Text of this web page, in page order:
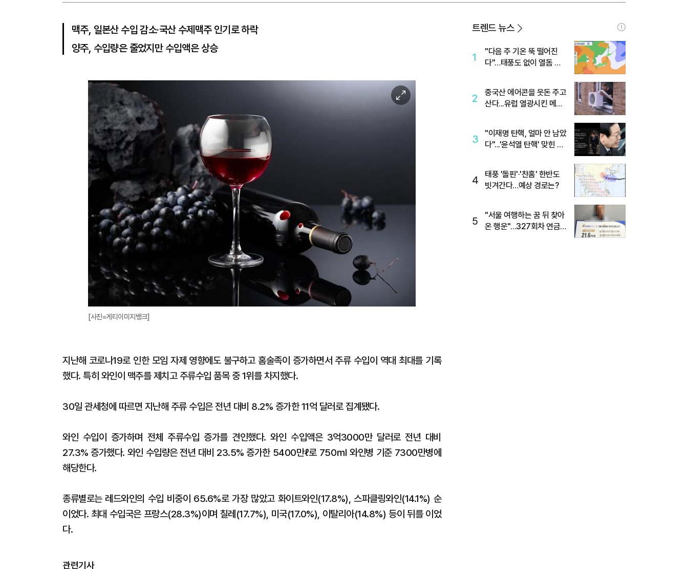
트
트
맥주, 일본산 수입 감소·국산 수제맥주 인기로 하락
양주, 수입량은 줄었지만 수입액은 상승
이
미
[사진=게티이미지뱅크]
지난해 코로나19로 인한 모임 자제 영향에도 불구하고 홈술족이 증가하면서 주류 수입이 역대 최대를 기록
했다. 특히 와인이 맥주를 제치고 주류수입 품목 중 1위를 차지했다.
30일 관세청에 따르면 지난해 주류 수입은 전년 대비 8.2% 증가한 11억 달러로 집계됐다.
와인 수입이 증가하며 전체 주류수입 증가를 견인했다. 와인 수입액은 3억3000만 달러로 전년 대비
27.3% 증가했다. 와인 수입량은 전년 대비 23.5% 증가한 5400만ℓ로 750㎖ 와인병 기준 7300만병에
해당한다.
종류별로는 레드와인의 수입 비중이 65.6%로 가장 많았고 화이트와인(17.8%), 스파클링와인(14.1%) 순
이었다. 최대 수입국은 프랑스(28.3%)이며 칠레(17.7%), 미국(17.0%), 이탈리아(14.8%) 등이 뒤를 이었
다.
관련기사
트렌드 뉴스
1
"다음 주 기온 뚝 떨어진
다"…태풍도 없이 열돔 박
2
중국산 에어콘을 웃돈 주고
산다...유럽 열광시킨 메이
3
"이재명 탄핵, 얼마 안 남았
다"...'윤석열 탄핵' 맞힌 무
4
태풍 '돌핀'·'찬홈' 한반도
빗겨간다…예상 경로는?
5
"서울 여행하는 꿈 뒤 찾아
온 행운"…327회차 연금